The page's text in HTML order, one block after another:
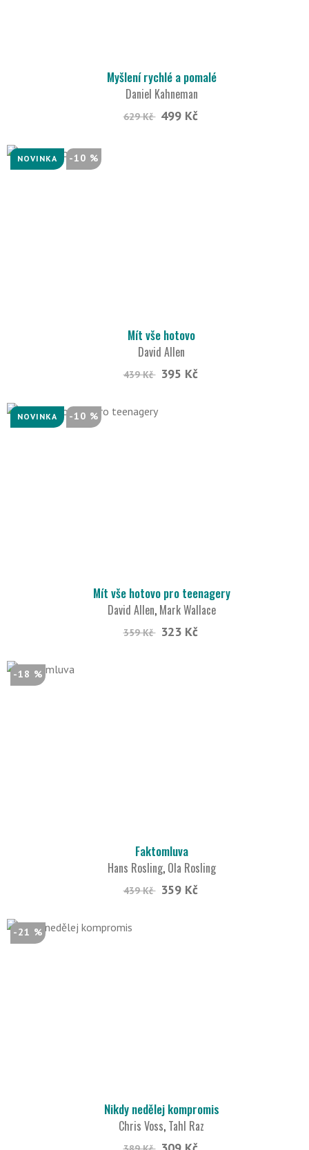
Myšlení rychlé a pomalé
Daniel Kahneman
629 Kč 499 Kč
NOVINKA -10 %
Mít vše hotovo
David Allen
439 Kč 395 Kč
NOVINKA -10 %
Mít vše hotovo pro teenagery
David Allen, Mark Wallace
359 Kč 323 Kč
-18 %
Faktomluva
Hans Rosling, Ola Rosling
439 Kč 359 Kč
-21 %
Nikdy nedělej kompromis
Chris Voss, Tahl Raz